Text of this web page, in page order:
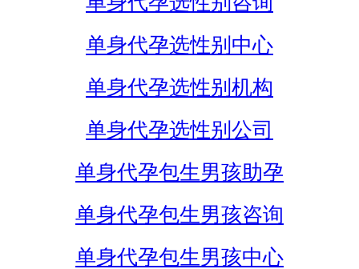
单身代孕选性别中心
单身代孕选性别机构
单身代孕选性别公司
单身代孕包生男孩助孕
单身代孕包生男孩咨询
单身代孕包生男孩中心